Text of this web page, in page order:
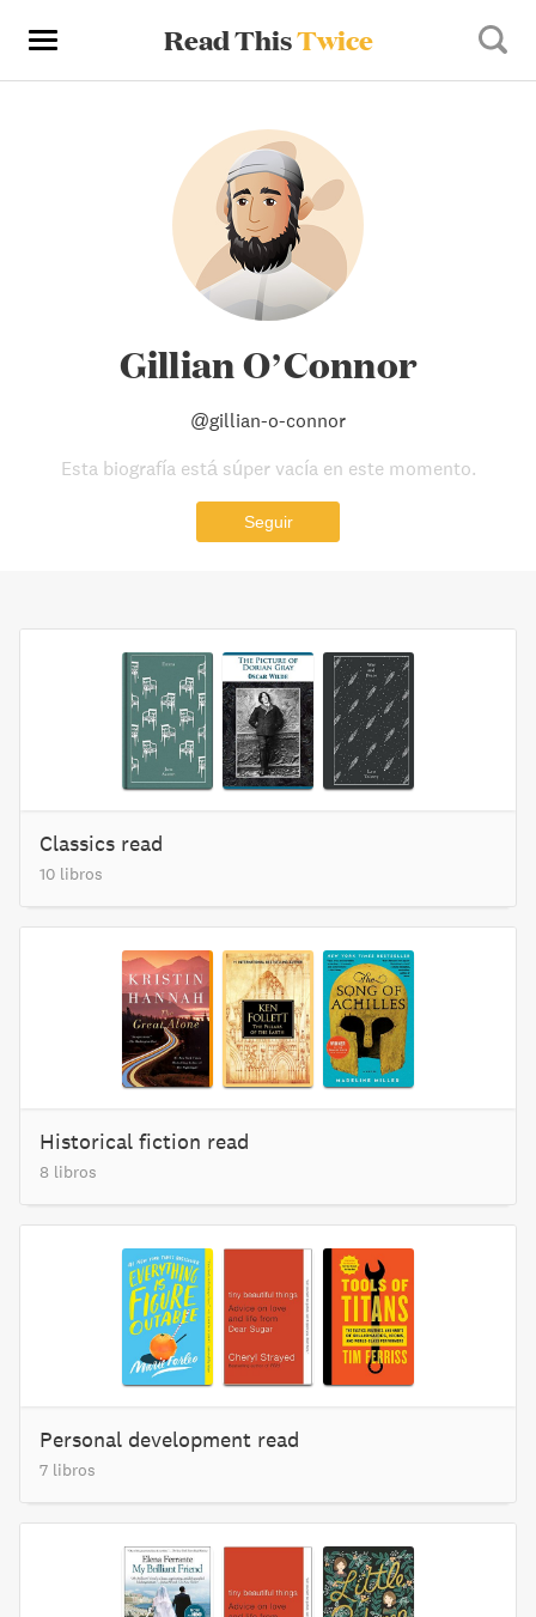
Read ThisTwice
Gillian O’Connor
@gillian-o-connor
Esta biografía está súper vacía en este momento.
Seguir
Classics read
10 libros
Historical fiction read
8 libros
Personal development read
7 libros